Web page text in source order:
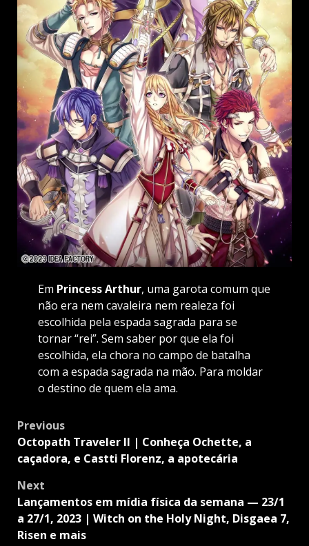
Em Princess Arthur, uma garota comum que
não era nem cavaleira nem realeza foi
escolhida pela espada sagrada para se
tornar “rei”. Sem saber por que ela foi
escolhida, ela chora no campo de batalha
com a espada sagrada na mão. Para moldar
o destino de quem ela ama.
Post
navigation
Previous
Octopath Traveler II | Conheça Ochette, a
caçadora, e Castti Florenz, a apotecária
Next
Lançamentos em mídia física da semana — 23/1
a 27/1, 2023 | Witch on the Holy Night, Disgaea 7,
Risen e mais